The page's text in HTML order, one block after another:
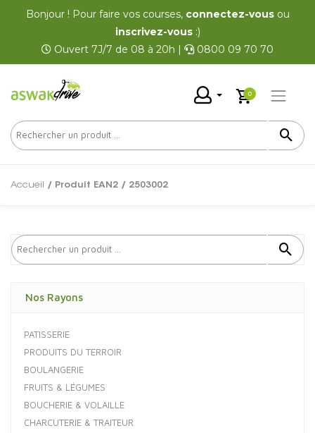
Bonjour ! Pour faire vos courses, connectez-vousou
inscrivez-vous:)
Ouvert 7J/7 de 08 à 20h |
0800 09 70 70
0
Accueil / Produit EAN2 / 2503002
Nos Rayons
PATISSERIE
PRODUITS DU TERROIR
BOULANGERIE
FRUITS & LÉGUMES
BOUCHERIE & VOLAILLE
CHARCUTERIE & TRAITEUR